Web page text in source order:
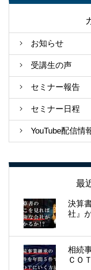
お知らせ
受講生の声
セミナー報告
セミナー日程
YouTube配信情
最
決算
社』
相続
ＣＯ